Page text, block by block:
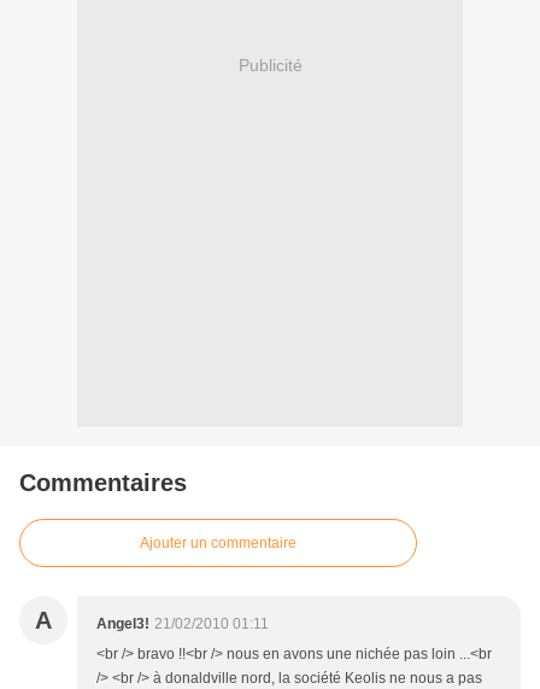
Publicité
Commentaires
Ajouter un commentaire
A Angel3! 21/02/2010 01:11
<br /> bravo !!<br /> nous en avons une nichée pas loin ...<br
/> <br /> à donaldville nord, la société Keolis ne nous a pas